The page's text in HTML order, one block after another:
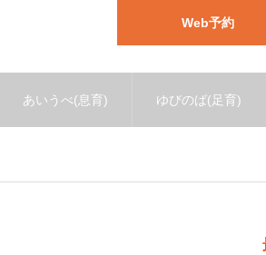
Web予約
あいうべ(息育) ゆびのば(足育)